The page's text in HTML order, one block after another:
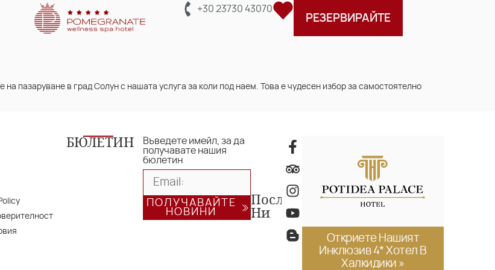
+30 23730 43070
РЕЗЕРВИРАЙТЕ
пазаруване в град Солун с нашата услуга за коли под наем. Това е чудесен избор за самостоятелно
БЮЛЕТИН
Въведете имейл, за да
получавате нашия
бюлетин
ПОЛУЧАВАЙТЕ
НОВИНИ
Последвай
Ни
Откриете Нашият
Инклюзив 4* Хотел В
Халкидики »